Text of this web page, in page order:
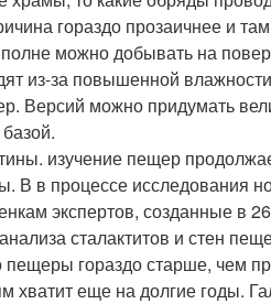
гораздо прозаичнее и
можно добывать на
из-за повышенной
Версий можно придумать
изучение пещер
В в процессе исследования
экспертов, созданные в
сталактитов и стен
пещеры гораздо старше, чем
хватит еще на долгие годы.